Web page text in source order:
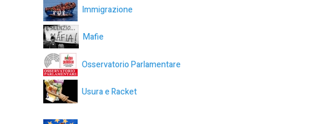
Immigrazione
Mafie
Osservatorio Parlamentare
Usura e Racket